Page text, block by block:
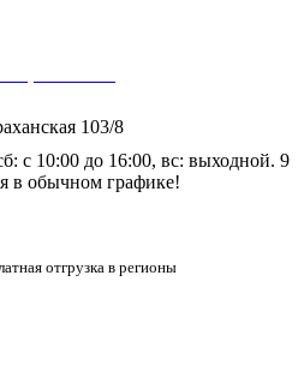
103/8
с 10:00 до 16:00, вс: выходной. 9
в обычном графике!
отгрузка в регионы